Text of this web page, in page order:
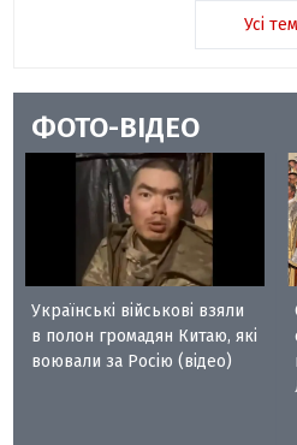
Усі
ФОТО-ВІДЕО
Українські військові взяли
в полон громадян Китаю, які
воювали за Росію (відео)